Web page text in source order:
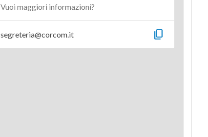
Vuoi maggiori informazioni?
segreteria@corcom.it content_copy